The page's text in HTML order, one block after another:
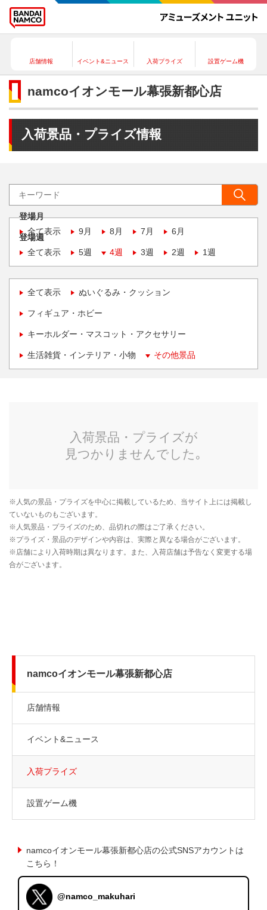
店舗情報 イベント&ニュース 入荷プライズ 設置ゲーム機
namcoイオンモール幕張新都心店
入荷景品・プライズ情報
登場月
全て表示
9月 8月 7月 6月
登場週
全て表示
5週 4週 3週 2週 1週
全て表示 ぬいぐるみ・クッション
フィギュア・ホビー
キーホルダー・マスコット・アクセサリー
生活雑貨・インテリア・小物 その他景品
namcoイオンモール幕張新都心店
店舗情報
イベント&ニュース
入荷プライズ
設置ゲーム機
namcoイオンモール幕張新都心店の公式SNSアカウントは
こちら！
@namco_makuhari